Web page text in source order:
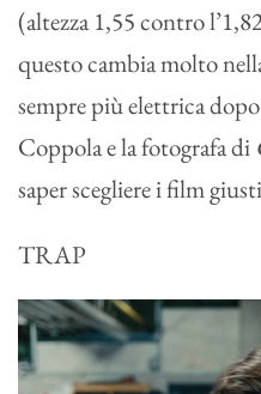
(altezza 1,55 contro
questo cambia molto
sempre più elettrica
Coppola e la fotografa di
saper scegliere i film
TRAP